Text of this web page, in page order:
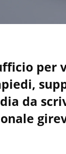
per
da